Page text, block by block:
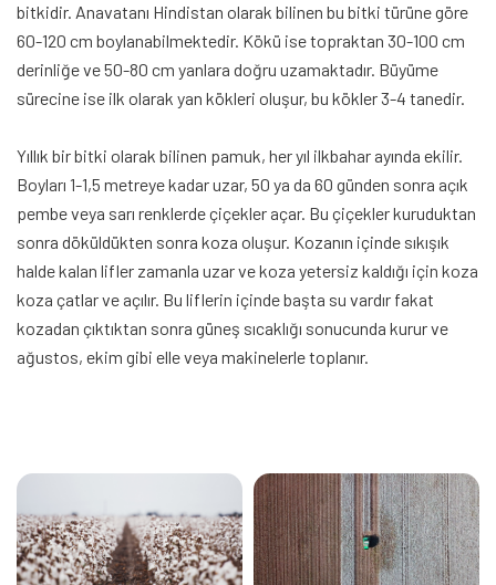
bitkidir. Anavatanı Hindistan olarak bilinen bu bitki türüne göre
60-120 cm boylanabilmektedir. Kökü ise topraktan 30-100 cm
derinliğe ve 50-80 cm yanlara doğru uzamaktadır. Büyüme
sürecine ise ilk olarak yan kökleri oluşur, bu kökler 3-4 tanedir.
Yıllık bir bitki olarak bilinen pamuk, her yıl ilkbahar ayında ekilir.
Boyları 1-1,5 metreye kadar uzar, 50 ya da 60 günden sonra açık
pembe veya sarı renklerde çiçekler açar. Bu çiçekler kuruduktan
sonra döküldükten sonra koza oluşur. Kozanın içinde sıkışık
halde kalan lifler zamanla uzar ve koza yetersiz kaldığı için koza
koza çatlar ve açılır. Bu liflerin içinde başta su vardır fakat
kozadan çıktıktan sonra güneş sıcaklığı sonucunda kurur ve
ağustos, ekim gibi elle veya makinelerle toplanır.